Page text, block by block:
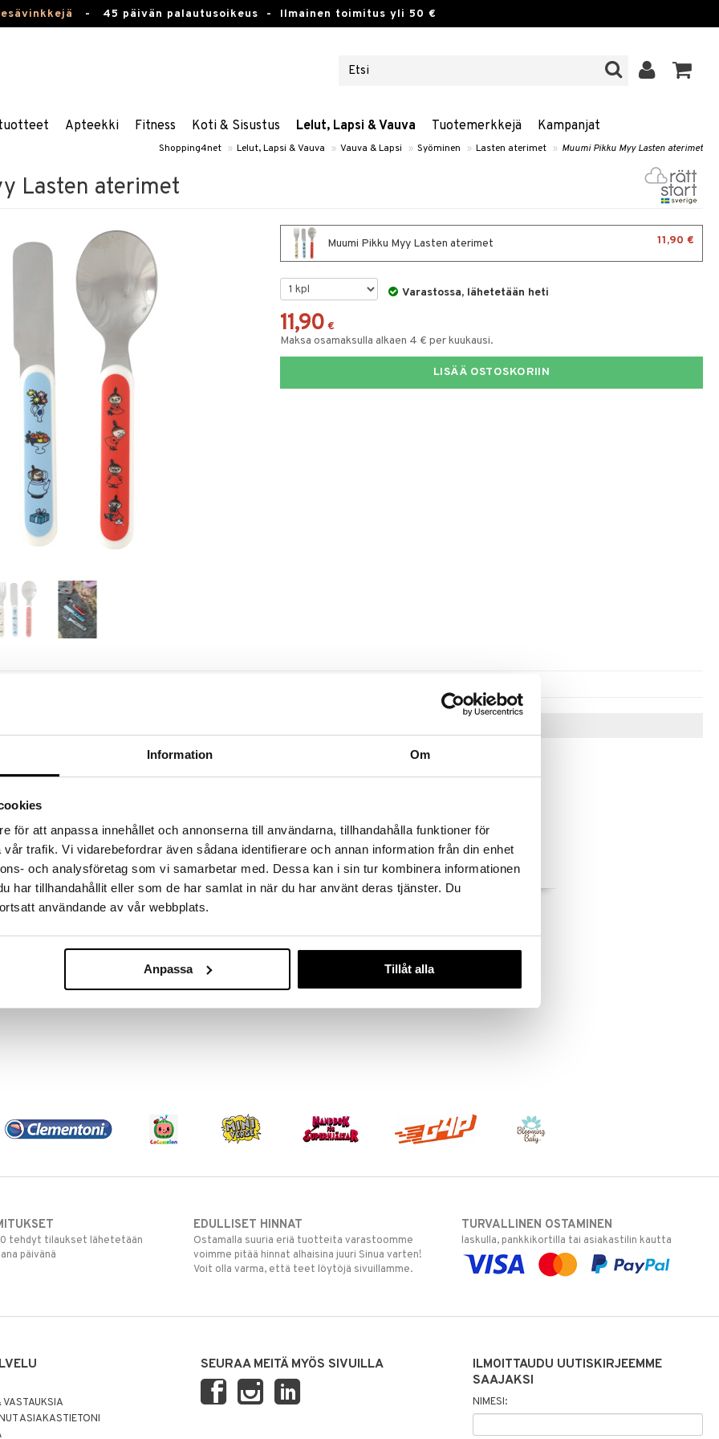
Information Om
för att anpassa innehållet och annonserna till användarna, tillhandahålla funktioner för
trafik. Vi vidarebefordrar även sådana identifierare och annan information från din enhet
och analysföretag som vi samarbetar med. Dessa kan i sin tur kombinera informationen
har tillhandahållit eller som de har samlat in när du har använt deras tjänster. Du
användande av vår webbplats.
Anpassa Tillåt alla
- 45 päivän palautusoikeus - Ilmainen toimitus yli 50 €
Apteekki Fitness Koti & Sisustus Lelut, Lapsi & Vauva Tuotemerkkejä Kampanjat
Shopping4net » Lelut, Lapsi & Vauva » Vauva & Lapsi » Syöminen » Lasten aterimet » Muumi Pikku Myy Lasten aterimet
Lasten aterimet
Muumi Pikku Myy Lasten aterimet 11,90 €
Varastossa, lähetetään heti
11,90 €
Maksa osamaksulla alkaen 4 € per kuukausi.
LISÄÄ OSTOSKORIIN
tehdä löytöjä suuresta ALEstamme. Juuri
31.8.2026 asti mutta ole nopea -
ale-löydöt »
ja ruostumattomasta teräksestä. Veitsi,
29,90 10,91
tehdyt tilaukset lähetetään
päivänä
EDULLISET HINNAT
Ostamalla suuria eriä tuotteita varastoomme
voimme pitää hinnat alhaisina juuri Sinua varten!
Voit olla varma, että teet löytöjä sivuillamme.
TURVALLINEN OSTAMINEN
laskulla, pankkikortilla tai asiakastilin kautta
ASIAKASTIETONI
SEURAA MEITÄ MYÖS SIVUILLA
ILMOITTAUDU UUTISKIRJEEMME
SAAJAKSI
NIMESI: